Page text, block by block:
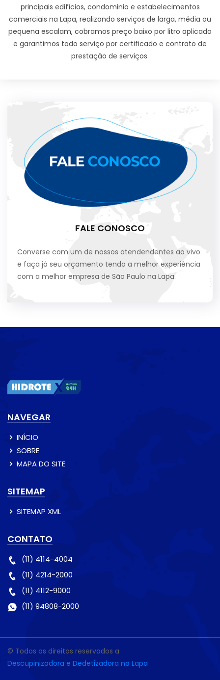
principais edifícios, condominio e estabelecimentos
comerciais na Lapa, realizando serviços de larga, média ou
pequena escalam, cobramos preço baixo por litro aplicado
e garantimos todo serviço por certificado e contrato de
prestação de serviços.
FALE CONOSCO
Converse com um de nossos atendendentes ao vivo
e faça já seu orçamento tendo a melhor experiência
com a melhor empresa de São Paulo na Lapa.
NAVEGAR
INÍCIO
SOBRE
MAPA DO SITE
SITEMAP
SITEMAP XML
CONTATO
(11) 4114-4004
(11) 4214-2000
(11) 4112-9000
(11) 94808-2000
© Todos os direitos reservados a
Descupinizadora e Dedetizadora na Lapa